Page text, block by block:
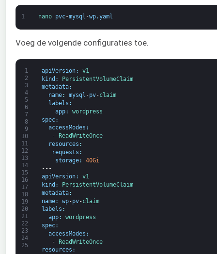
1 nano pvc-mysql -wp.yaml
Voeg de volgende configuraties toe.
1
2
3
4
5
6
7
8
9
10
11
12
13
14
15
16
17
18
19
20
21
22
23
24
25
apiVersion:
v1
kind :
PersistentVolumeClaim
metadata:
name: mysql -pv-claim
labels :
app:
wordpress
spec:
accessModes :
-
ReadWriteOnce
resources :
requests :
storage:
40Gi
---
apiVersion:
v1
kind :
PersistentVolumeClaim
metadata:
name: wp-pv-claim
labels :
app:
wordpress
spec:
accessModes :
- ReadWriteOnce
resources :